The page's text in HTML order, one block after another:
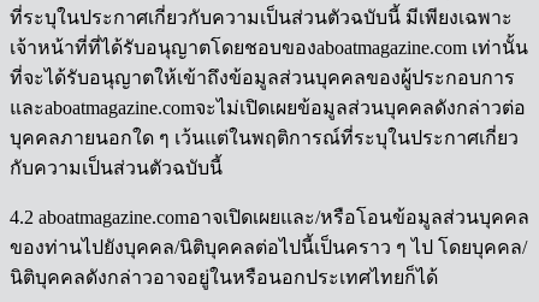
ที่ระบุในประกาศเกี่ยวกับความเป็นส่วนตัวฉบับนี้ มีเพียงเฉพาะ
เจ้าหน้าที่ที่ได้รับอนุญาตโดยชอบของaboatmagazine.com เท่านั้น
ที่จะได้รับอนุญาตให้เข้าถึงข้อมูลส่วนบุคคลของผู้ประกอบการ
และaboatmagazine.comจะไม่เปิดเผยข้อมูลส่วนบุคคลดังกล่าวต่อ
บุคคลภายนอกใด ๆ เว้นแต่ในพฤติการณ์ที่ระบุในประกาศเกี่ยว
กับความเป็นส่วนตัวฉบับนี้
4.2 aboatmagazine.comอาจเปิดเผยและ/หรือโอนข้อมูลส่วนบุคคล
ของท่านไปยังบุคคล/นิติบุคคลต่อไปนี้เป็นคราว ๆ ไป โดยบุคคล/
นิติบุคคลดังกล่าวอาจอยู่ในหรือนอกประเทศไทยก็ได้